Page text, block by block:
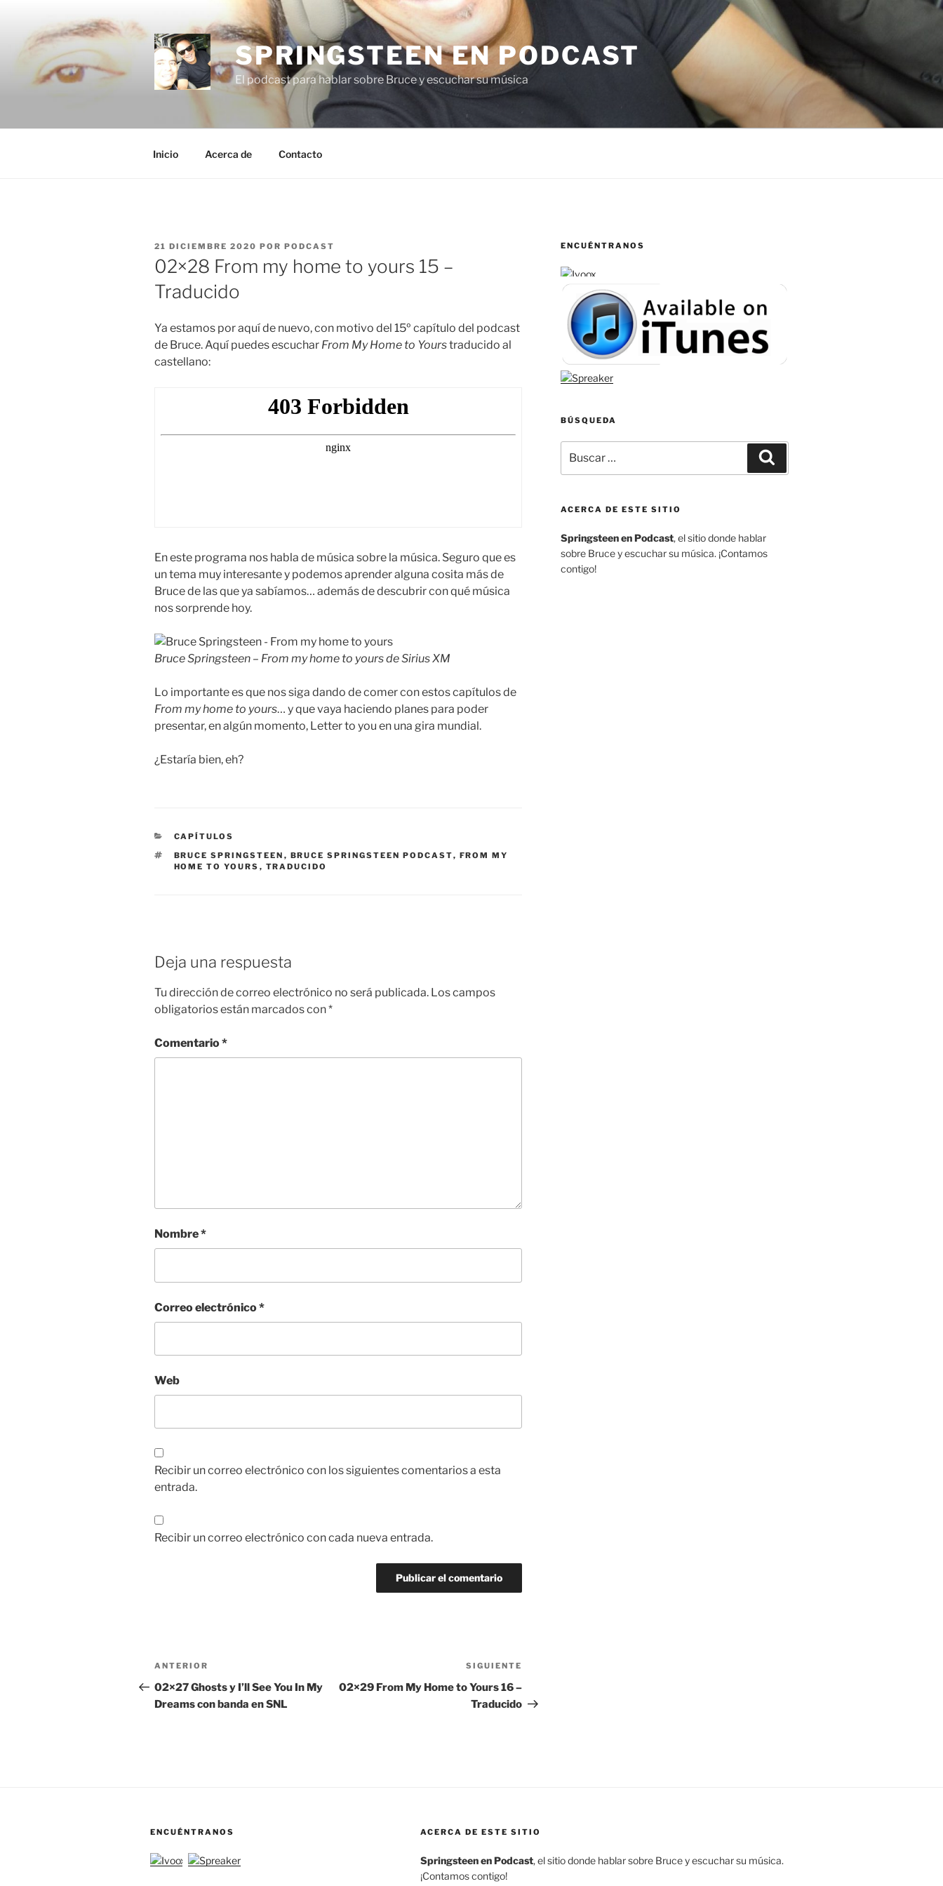
contenido
SPRINGSTEEN EN PODCAST
El podcast para hablar sobre Bruce y escuchar su música
Inicio Acerca de Contacto
PUBLICADO
EL
21 DICIEMBRE 2020 POR PODCAST
02×28 From my home to yours 15 –
Traducido
Ya estamos por aquí de nuevo, con motivo del 15º capítulo del podcast
de Bruce. Aquí puedes escuchar From My Home to Yourstraducido al
castellano:
En este programa nos habla de música sobre la música. Seguro que es
un tema muy interesante y podemos aprender alguna cosita más de
Bruce de las que ya sabíamos… además de descubrir con qué música
nos sorprende hoy.
Bruce Springsteen – From my home to yours de Sirius XM
Lo importante es que nos siga dando de comer con estos capítulos de
From my home to yours… y que vaya haciendo planes para poder
presentar, en algún momento, Letter to you en una gira mundial.
¿Estaría bien, eh?
CATEGORÍAS
CAPÍTULOS
ETIQUETAS
BRUCE SPRINGSTEEN , BRUCE SPRINGSTEEN PODCAST, FROM MY
HOME TO YOURS , TRADUCIDO
Deja una respuesta
Tu dirección de correo electrónico no será publicada. Los campos
obligatorios están marcados con*
Comentario*
Nombre*
Correo electrónico*
Web
Recibir un correo electrónico con los siguientes comentarios a esta
entrada.
Recibir un correo electrónico con cada nueva entrada.
Navegación
de
entradas
Entrada
anterior:
ANTERIOR
02×27 Ghosts y I’ll See You In My
Dreams con banda en SNL
entrada
SIGUIENTE
02×29 From My Home to Yours 16 –
Traducido
ENCUÉNTRANOS
BÚSQUEDA
por:
ACERCA DE ESTE SITIO
Springsteen en Podcast, el sitio donde hablar
sobre Bruce y escuchar su música. ¡Contamos
contigo!
ENCUÉNTRANOS ACERCA DE ESTE SITIO
Springsteen en Podcast, el sitio donde hablar sobre Bruce y escuchar su música.
¡Contamos contigo!